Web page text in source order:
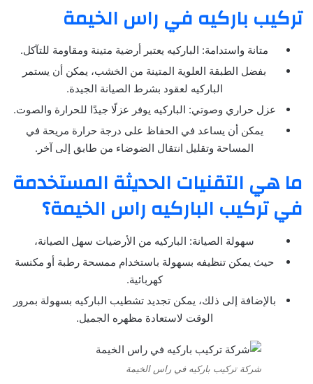
تركيب باركيه في راس الخيمة
متانة واستدامة: الباركيه يعتبر أرضية متينة ومقاومة للتآكل.
بفضل الطبقة العلوية المتينة من الخشب، يمكن أن يستمر
الباركيه لعقود بشرط الصيانة الجيدة.
عزل حراري وصوتي: الباركيه يوفر عزلًا جيدًا للحرارة والصوت.
يمكن أن يساعد في الحفاظ على درجة حرارة مريحة في
المساحة وتقليل انتقال الضوضاء من طابق إلى آخر.
ما هي التقنيات الحديثة المستخدمة
في تركيب الباركيه راس الخيمة؟
سهولة الصيانة: الباركيه من الأرضيات سهل الصيانة،
حيث يمكن تنظيفه بسهولة باستخدام ممسحة رطبة أو مكنسة
كهربائية.
بالإضافة إلى ذلك، يمكن تجديد تشطيب الباركيه بسهولة بمرور
الوقت لاستعادة مظهره الجميل.
شركة تركيب باركيه في راس الخيمة